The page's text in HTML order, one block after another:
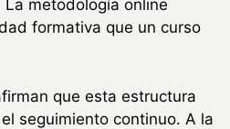
metodología online
formativa que un curso
que esta estructura
seguimiento continuo. A la